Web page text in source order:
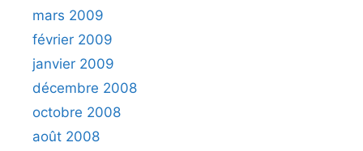
mars 2009
février 2009
janvier 2009
décembre 2008
octobre 2008
août 2008